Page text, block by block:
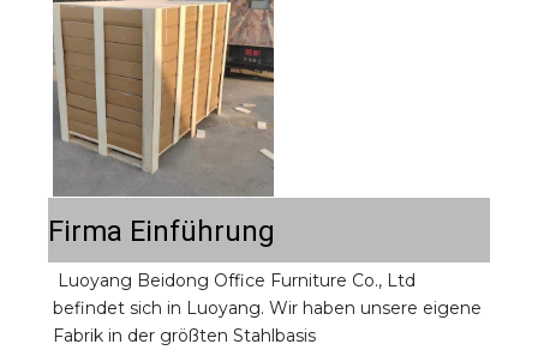
Firma Einführung
Luoyang Beidong Office Furniture Co., Ltd
befindet sich in Luoyang. Wir haben unsere eigene
Fabrik in der größten Stahlbasis